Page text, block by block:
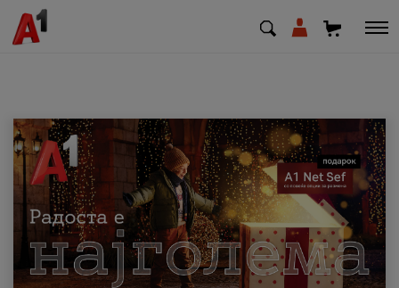
МК EN SQ
Приватни Деловни